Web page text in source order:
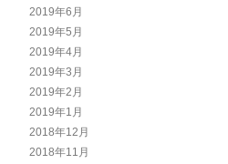
2019年6月
2019年5月
2019年4月
2019年3月
2019年2月
2019年1月
2018年12月
2018年11月